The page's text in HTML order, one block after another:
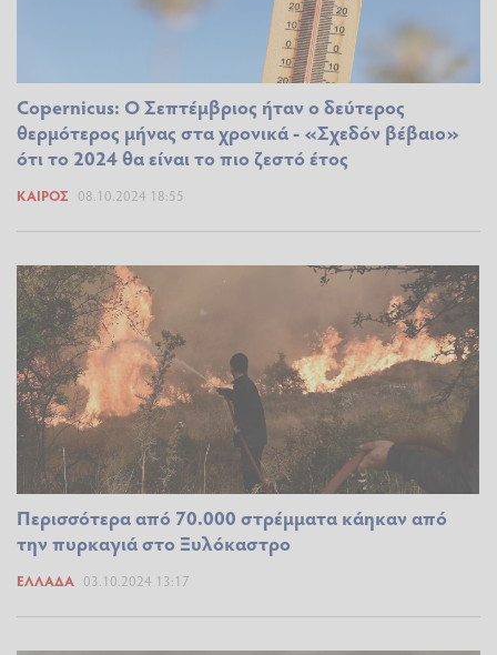
Copernicus: Ο Σεπτέμβριος ήταν ο δεύτερος
θερμότερος μήνας στα χρονικά - «Σχεδόν βέβαιο»
ότι το 2024 θα είναι το πιο ζεστό έτος
ΚΑΙΡΌΣ 08.10.2024 18:55
Περισσότερα από 70.000 στρέμματα κάηκαν από
την πυρκαγιά στο Ξυλόκαστρο
ΕΛΛΆΔΑ 03.10.2024 13:17